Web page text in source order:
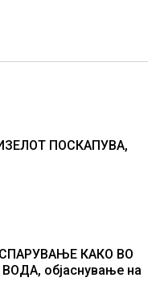
ПОСКАПУВА,
КАКО ВО
објаснување на